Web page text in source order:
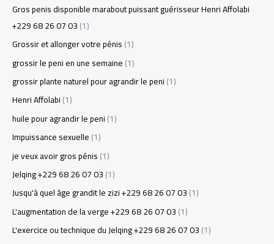
Gros penis disponible marabout puissant guérisseur Henri Affolabi
+229 68 26 07 03(1)
Grossir et allonger votre pénis(1)
grossir le peni en une semaine(1)
grossir plante naturel pour agrandir le peni(1)
Henri Affolabi(1)
huile pour agrandir le peni(1)
Impuissance sexuelle(1)
je veux avoir gros pénis(1)
Jelqing +229 68 26 07 03(1)
Jusqu'à quel âge grandit le zizi +229 68 26 07 03(1)
L'augmentation de la verge +229 68 26 07 03(1)
L'exercice ou technique du Jelqing +229 68 26 07 03(1)